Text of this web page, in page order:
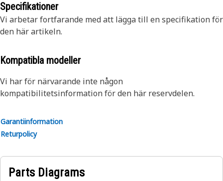
Specifikationer
Vi arbetar fortfarande med att lägga till en specifikation för
den här artikeln.
Kompatibla modeller
Vi har för närvarande inte någon
kompatibilitetsinformation för den här reservdelen.
Garantiinformation
Returpolicy
Parts Diagrams